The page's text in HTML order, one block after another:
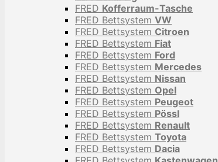
FRED Kofferraum-Tasche
FRED Bettsystem VW
FRED Bettsystem Citroen
FRED Bettsystem Fiat
FRED Bettsystem Ford
FRED Bettsystem Mercedes
FRED Bettsystem Nissan
FRED Bettsystem Opel
FRED Bettsystem Peugeot
FRED Bettsystem Pössl
FRED Bettsystem Renault
FRED Bettsystem Toyota
FRED Bettsystem Dacia